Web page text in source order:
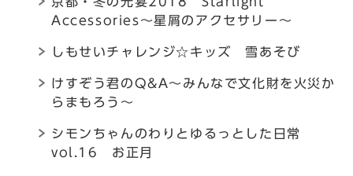
Accessories～星屑のアクセサリー～
しもせいチャレンジ☆キッズ 雪あそび
けすぞう君のQ&A～みんなで文化財を火災か
らまもろう～
シモンちゃんのわりとゆるっとした日常
vol.16 お正月